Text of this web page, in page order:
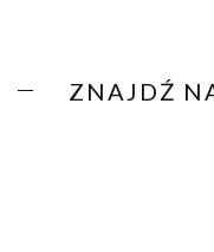
ZNAJDŹ